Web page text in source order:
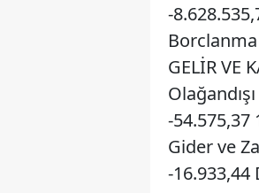
-
Borclanma
GELİR VE
-54.575,37
Gider ve
-16.933,44